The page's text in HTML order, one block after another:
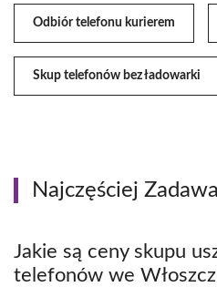
Odbiór telefonu kurierem
Skup telefonów bez ładowarki
Najczęściej
Jakie są ceny skupu
telefonów we